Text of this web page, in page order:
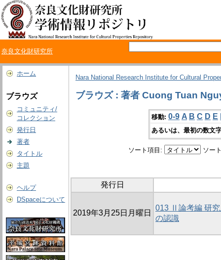
奈良文化財研究所
ホーム
ブラウズ
コミュニティ/
コレクション
発行日
著者
タイトル
主題
ヘルプ
DSpaceについて
Nara National Research Institute for Cultural
ブラウズ : 著者 Cuong Tuan
移動: 0-9 A B C D E
あるいは、最初の数文
ソート項目: ソー
発行日
2019年3月25日月曜日
013 Ⅱ論考編 研
の認識